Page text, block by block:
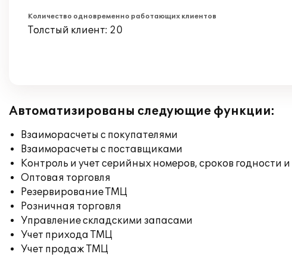
Количество одновременно работающих клиентов
Толстый клиент: 20
Автоматизированы следующие функции:
Взаиморасчеты с покупателями
Взаиморасчеты с поставщиками
Контроль и учет серийных номеров, сроков годности
Оптовая торговля
Резервирование ТМЦ
Розничная торговля
Управление складскими запасами
Учет прихода ТМЦ
Учет продаж ТМЦ